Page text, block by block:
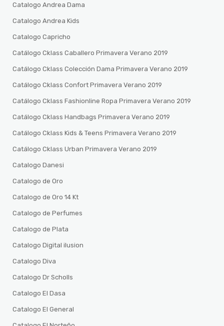
Catalogo Andrea Dama
Catalogo Andrea Kids
Catalogo Capricho
Catálogo Cklass Caballero Primavera Verano 2019
Catálogo Cklass Colección Dama Primavera Verano 2019
Catálogo Cklass Confort Primavera Verano 2019
Catálogo Cklass Fashionline Ropa Primavera Verano 2019
Catálogo Cklass Handbags Primavera Verano 2019
Catálogo Cklass Kids & Teens Primavera Verano 2019
Catálogo Cklass Urban Primavera Verano 2019
Catalogo Danesi
Catalogo de Oro
Catalogo de Oro 14 Kt
Catalogo de Perfumes
Catalogo de Plata
Catalogo Digital ilusion
Catalogo Diva
Catalogo Dr Scholls
Catalogo El Dasa
Catalogo El General